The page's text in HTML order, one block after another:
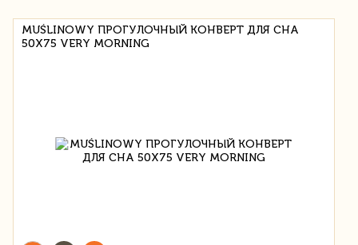
MUŚLINOWY ПРОГУЛОЧНЫЙ КОНВЕРТ ДЛЯ СНА
50X75 VERY MORNING